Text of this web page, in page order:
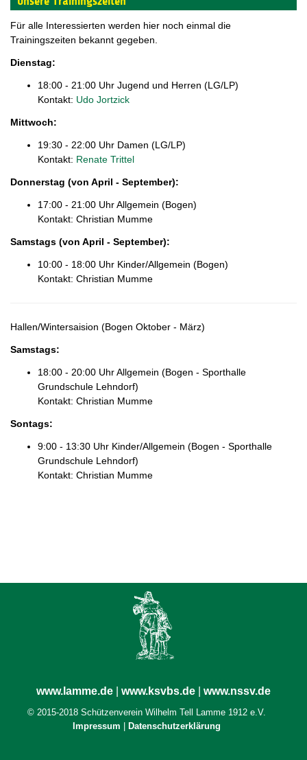
Für alle Interessierten werden hier noch einmal die
Trainingszeiten bekannt gegeben.
Dienstag:
18:00 - 21:00 Uhr Jugend und Herren (LG/LP)
Kontakt: Udo Jortzick
Mittwoch:
19:30 - 22:00 Uhr Damen (LG/LP)
Kontakt: Renate Trittel
Donnerstag (von April - September):
17:00 - 21:00 Uhr Allgemein (Bogen)
Kontakt: Christian Mumme
Samstags (von April - September):
10:00 - 18:00 Uhr Kinder/Allgemein (Bogen)
Kontakt: Christian Mumme
Hallen/Wintersaision (Bogen Oktober - März)
Samstags:
18:00 - 20:00 Uhr Allgemein (Bogen - Sporthalle
Grundschule Lehndorf)
Kontakt: Christian Mumme
Sontags:
9:00 - 13:30 Uhr Kinder/Allgemein (Bogen - Sporthalle
Grundschule Lehndorf)
Kontakt: Christian Mumme
www.lamme.de www.ksvbs.de www.nssv.de
© 2015-2018 Schützenverein Wilhelm Tell Lamme 1912 e.V.
Impressum | Datenschutzerklärung